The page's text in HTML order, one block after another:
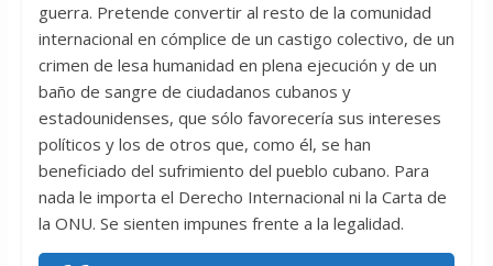
guerra. Pretende convertir al resto de la comunidad
internacional en cómplice de un castigo colectivo, de un
crimen de lesa humanidad en plena ejecución y de un
baño de sangre de ciudadanos cubanos y
estadounidenses, que sólo favorecería sus intereses
políticos y los de otros que, como él, se han
beneficiado del sufrimiento del pueblo cubano. Para
nada le importa el Derecho Internacional ni la Carta de
la ONU. Se sienten impunes frente a la legalidad.